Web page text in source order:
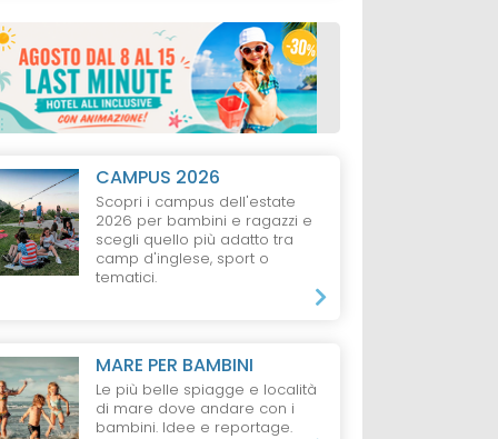
CAMPUS 2026
Scopri i campus dell'estate
2026 per bambini e ragazzi e
scegli quello più adatto tra
camp d'inglese, sport o
tematici.
MARE PER BAMBINI
Le più belle spiagge e località
di mare dove andare con i
bambini. Idee e reportage.